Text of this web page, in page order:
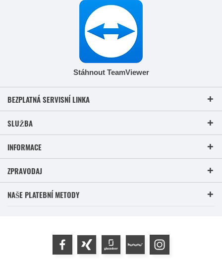
Stáhnout TeamViewer
BEZPLATNÁ SERVISNÍ LINKA
SLUŽBA
INFORMACE
ZPRAVODAJ
NAŠE PLATEBNÍ METODY